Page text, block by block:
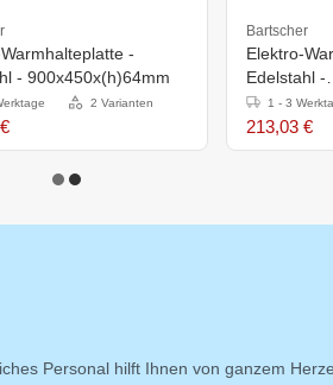
-
- 900x450x(h)64mm
2 Varianten
Bartscher
Elektro-
Edelstahl -
1 - 3
213,03 €
Personal hilft Ihnen von ganzem